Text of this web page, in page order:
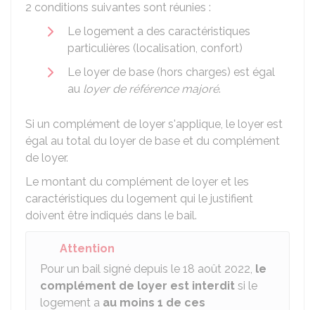
2 conditions suivantes sont réunies :
Le logement a des caractéristiques
particulières (localisation, confort)
Le loyer de base (hors charges) est égal
au loyer de référence majoré.
Si un complément de loyer s'applique, le loyer est
égal au total du loyer de base et du complément
de loyer.
Le montant du complément de loyer et les
caractéristiques du logement qui le justifient
doivent être indiqués dans le bail.
Attention
Pour un bail signé depuis le 18 août 2022, le
complément de loyer est interdit si le
logement a au moins 1 de ces